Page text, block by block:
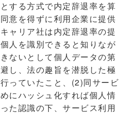
する方式で内定辞退率を算
意を得ずに利用企業に提供
ャリア社は内定辞退率の提
人を識別できると知りなが
ないとして個人データの第
し、法の趣旨を潜脱した極
っていたこと、(2)同サービ
にハッシュ化すれば個人情
た認識の下、サービス利用